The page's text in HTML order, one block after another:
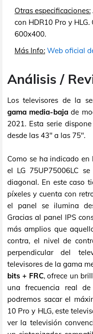
Otras especificaciones:
con HDR10 Pro y
600x400.
Más Info: Web oficial
Análisis /
Los televisores de la
gama media-baja de
2021. Esta serie
desde las 43" a las 75".
Como se ha indicado
el LG 75UP75006LC
diagonal. En este caso
píxeles y cuenta con
el panel se ilumina
Gracias al panel IPS
más amplios que
contra, el nivel de
perpendicular del
televisores de la gama
bits + FRC, ofrece un
una frecuencia real
podremos sacar el
10 Pro y HLG, este
ver la televisión